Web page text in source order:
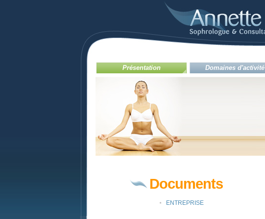
Présentation Domaines d'activité
Documents
ENTREPRISE